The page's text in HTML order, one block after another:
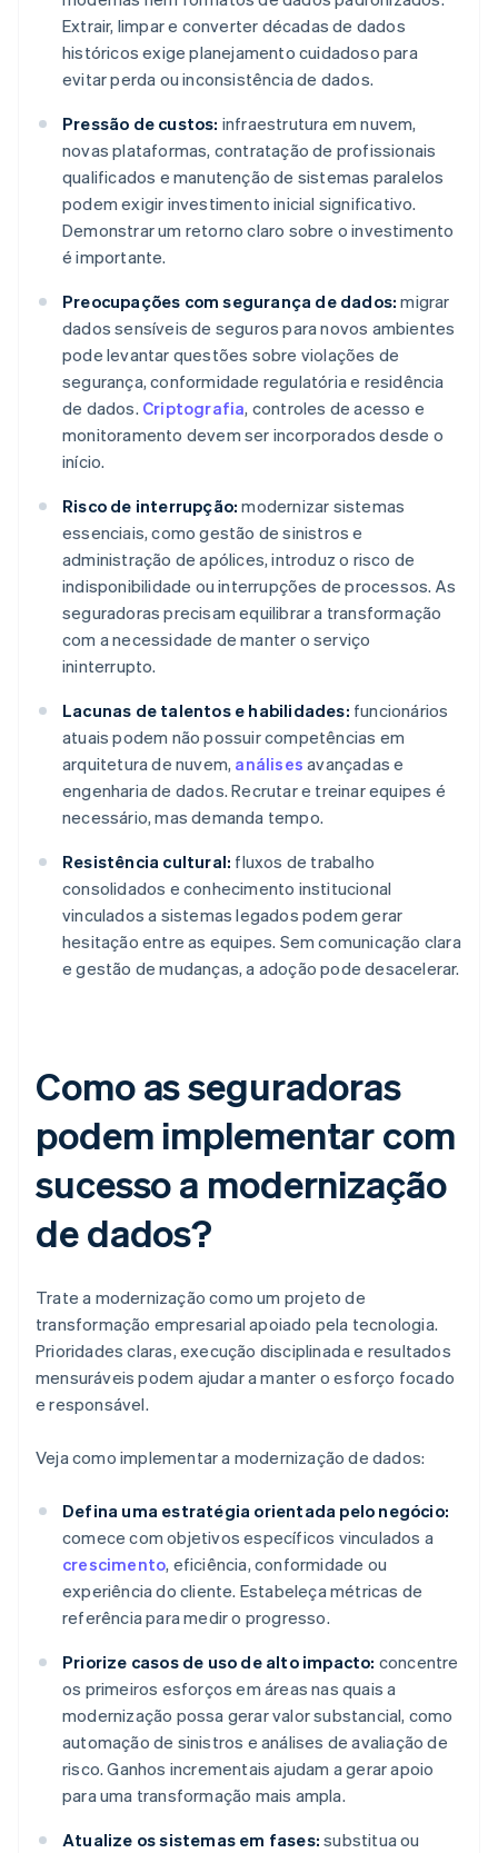
Extrair, limpar e converter décadas de dados
históricos exige planejamento cuidadoso para
evitar perda ou inconsistência de dados.
Pressão de custos: infraestrutura em nuvem,
novas plataformas, contratação de profissionais
qualificados e manutenção de sistemas paralelos
podem exigir investimento inicial significativo.
Demonstrar um retorno claro sobre o investimento
é importante.
Preocupações com segurança de dados: migrar
dados sensíveis de seguros para novos ambientes
pode levantar questões sobre violações de
segurança, conformidade regulatória e residência
de dados. Criptografia, controles de acesso e
monitoramento devem ser incorporados desde o
início.
Risco de interrupção: modernizar sistemas
essenciais, como gestão de sinistros e
administração de apólices, introduz o risco de
indisponibilidade ou interrupções de processos. As
seguradoras precisam equilibrar a transformação
com a necessidade de manter o serviço
ininterrupto.
Lacunas de talentos e habilidades: funcionários
atuais podem não possuir competências em
arquitetura de nuvem, análises avançadas e
engenharia de dados. Recrutar e treinar equipes é
necessário, mas demanda tempo.
Resistência cultural: fluxos de trabalho
consolidados e conhecimento institucional
vinculados a sistemas legados podem gerar
hesitação entre as equipes. Sem comunicação clara
e gestão de mudanças, a adoção pode desacelerar.
Como as seguradoras
podem implementar com
sucesso a modernização
de dados?
Trate a modernização como um projeto de
transformação empresarial apoiado pela tecnologia.
Prioridades claras, execução disciplinada e resultados
mensuráveis podem ajudar a manter o esforço focado
e responsável.
Veja como implementar a modernização de dados:
Defina uma estratégia orientada pelo negócio:
comece com objetivos específicos vinculados a
crescimento, eficiência, conformidade ou
experiência do cliente. Estabeleça métricas de
referência para medir o progresso.
Priorize casos de uso de alto impacto: concentre
os primeiros esforços em áreas nas quais a
modernização possa gerar valor substancial, como
automação de sinistros e análises de avaliação de
risco. Ganhos incrementais ajudam a gerar apoio
para uma transformação mais ampla.
Atualize os sistemas em fases: substitua ou